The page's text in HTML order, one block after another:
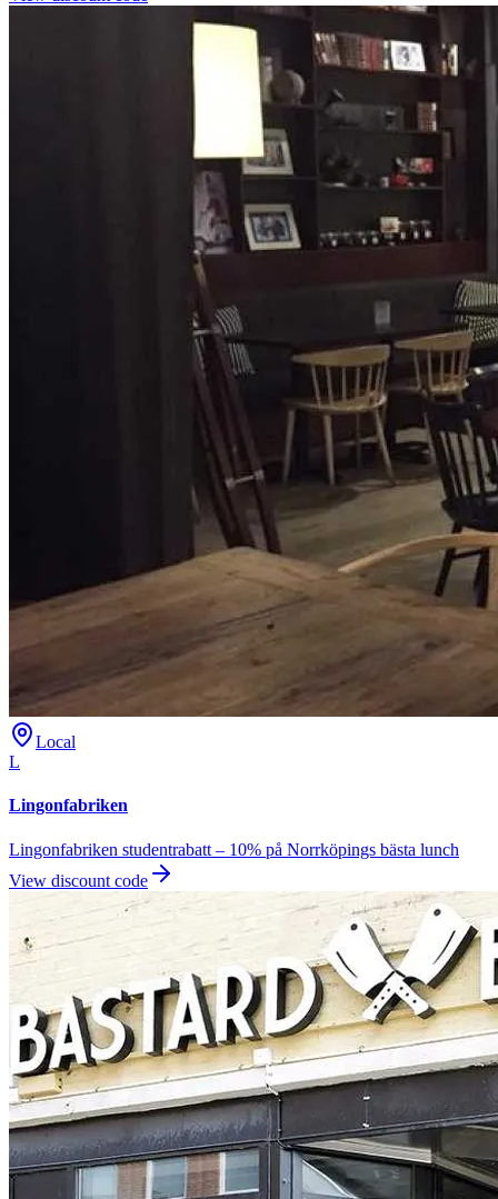
Local
L
Lingonfabriken
Lingonfabriken studentrabatt – 10% på Norrköpings bästa lunch
View discount code